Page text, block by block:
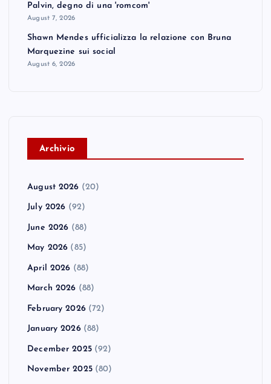
Palvin, degno di una 'romcom'
August 7, 2026
Shawn Mendes ufficializza la relazione con Bruna
Marquezine sui social
August 6, 2026
Archivio
August 2026 (20)
July 2026 (92)
June 2026 (88)
May 2026 (85)
April 2026 (88)
March 2026 (88)
February 2026(72)
January 2026(88)
December 2025(92)
November 2025(80)